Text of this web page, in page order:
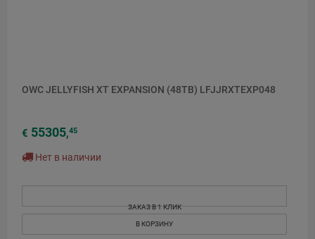
OWC JELLYFISH XT EXPANSION (48TB) LFJJRXTEXP048
€ 55305,45
Нет в наличии
ЗАКАЗ В 1 КЛИК
В КОРЗИНУ